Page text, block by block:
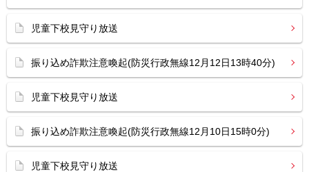
児童下校見守り放送
振り込め詐欺注意喚起(防災行政無線12月12日13時40分)
児童下校見守り放送
振り込め詐欺注意喚起(防災行政無線12月10日15時0分)
児童下校見守り放送